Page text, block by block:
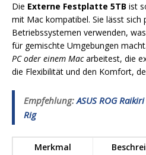
Die Externe Festplatte 5TB ist
mit Mac kompatibel. Sie lässt sich
Betriebssystemen verwenden,
für gemischte Umgebungen
PC oder einem Macarbeitest, die
die Flexibilität und den Komfort,
Empfehlung:ASUS ROG
Rig
Merkmal